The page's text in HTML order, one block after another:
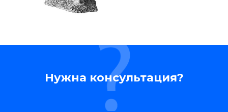
Нужна консультация?